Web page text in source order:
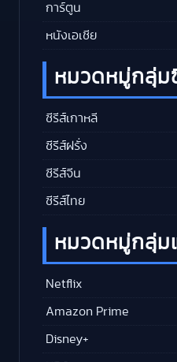
การ์ตูน
หนังเอเชีย
หมวดหมู่กลุ่ม
ซีรีส์เกาหลี
ซีรีส์ฝรั่ง
ซีรีส์จีน
ซีรีส์ไทย
หมวดหมู่กลุ่
Netflix
Amazon Prime
Disney+